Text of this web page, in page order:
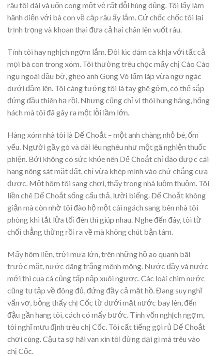
râu tôi dài và uốn cong một vẻ rất đỗi hùng dũng. Tôi lấy làm
hãnh diện với bà con về cặp râu ấy lắm. Cứ chốc chốc tôi lại
trịnh trọng và khoan thai đưa cả hai chân lên vuốt râu.
Tính tôi hay nghịch ngợm lắm. Đôi lúc dám cà khịa với tất cả
mọi bà con trong xóm. Tôi thường trêu chọc mấy chị Cào Cào
ngụ ngoài đầu bờ, ghẹo anh Gọng Vó lấm láp vừa ngơ ngác
dưới đầm lên. Tôi càng tưởng tôi là tay ghê gớm, có thể sắp
đứng đầu thiên hạ rồi. Nhưng cũng chỉ vì thói hung hăng, hống
hách mà tôi đã gây ra một lỗi lầm lớn.
Hàng xóm nhà tôi là Dế Choắt – một anh chàng nhỏ bé, ốm
yếu. Người gầy gò và dài lêu nghêu như một gã nghiện thuốc
phiện. Bởi không có sức khỏe nên Dế Choắt chỉ đào được cái
hang nông sát mặt đất, chỉ vừa khép mình vào chứ chẳng cựa
được. Một hôm tôi sang chơi, thấy trong nhà luộm thuộm. Tôi
liền chê Dế Choắt sống cẩu thả, lười biếng. Dế Choắt không
giận mà còn nhờ tôi đào hộ một cái ngách sang bên nhà tôi
phòng khi tắt lửa tối đèn thì giúp nhau. Nghe đến đây, tôi từ
chối thẳng thừng rồi ra về mà không chút bận tâm.
Mấy hôm liền, trời mưa lớn, trên những hồ ao quanh bãi
trước mặt, nước dâng trắng mênh mông. Nước đầy và nước
mới thì cua cá cũng tấp nập xuôi ngược. Các loài chim nước
cũng tụ tập về đông đủ, đứng đầy cả mặt hồ. Đang suy nghĩ
vẩn vơ, bỗng thấy chị Cốc từ dưới mặt nước bay lên, đến
đậu gần hang tôi, cách có mấy bước. Tính vốn nghịch ngợm,
tôi nghĩ mưu định trêu chị Cốc. Tôi cất tiếng gọi rủ Dế Choắt
chơi cùng. Cậu ta sợ hãi van xin tôi đừng dại gì mà trêu vào
chị Cốc.